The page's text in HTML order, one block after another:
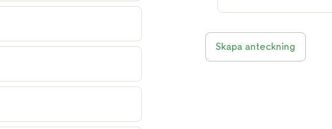
Skapa anteckning